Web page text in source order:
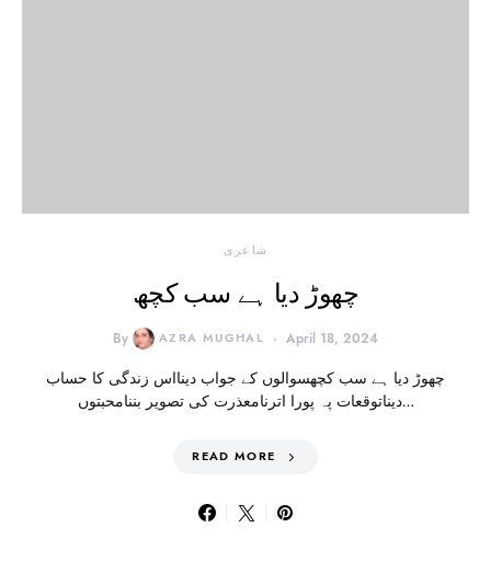
شاعری
چھوڑ دیا ہے سب کچھ
By AZRA MUGHAL April 18, 2024
چھوڑ دیا ہے سب کچھسوالوں کے جواب دینااس زندگی کا حساب
دیناتوقعات پہ پورا اترنامعذرت کی تصویر بننامحبتوں…
READ MORE